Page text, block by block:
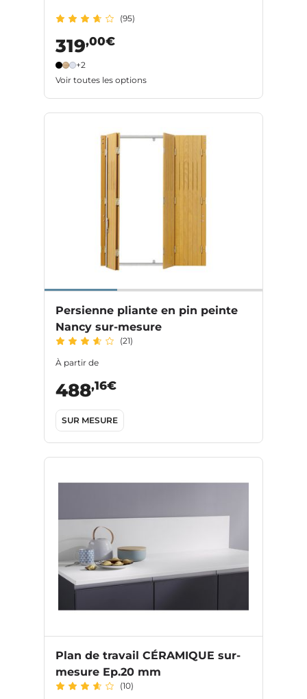
(95)
319,00€
+2
Voir toutes les options
Persienne pliante en pin peinte
Nancy sur-mesure
(21)
À partir de
488,16€
SUR MESURE
Plan de travail CÉRAMIQUE sur-
mesure Ep.20 mm
(10)